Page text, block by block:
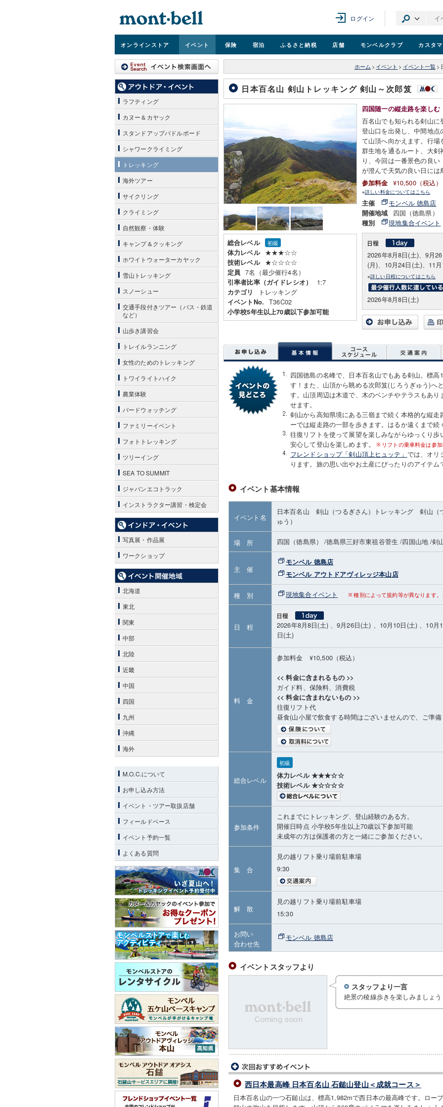
ログイン
オンラインストア イベント 保険 宿泊 ふるさと納税 店舗 モンベルクラブ カスタ
ホーム > イベント > イベント一覧 >
日本百名山 剣山トレッキング 剣山～次郎笈
総合レベル 初級
体力レベル ★★★☆☆
技術レベル ★☆☆☆☆
定員 7名（最少催行4名）
引率者比率（ガイドレシオ） 1:7
カテゴリ トレッキング
イベントNo. T36C02
小学校5年生以上70歳以下参加可能
四国随一の縦走路を楽しむ
百名山でも知られる剣山
登山口を出発し、中間地点
て山頂へ向かえます。行
群生地を通るルート、大
り、今回は一番景色の良
が澄んで天気の良い日には
参加料金 ¥10,500（税込）
※詳しい料金についてはこちら
主催 モンベル 徳島店
開催地域 四国（徳島県）
種別 現地集合イベント
2026年8月8日(土)、9月
(月)、10月24日(土)、11
※詳しい日程についてはこちら
2026年8月8日(土)
四国徳島の名峰で、日本百名山でもある剣山。標
す！また、山頂から眺める次郎笈(じろうぎゅう)へ
す。山頂周辺は木道で、木のベンチやテラスもあ
せます。
剣山から高知県境にある三嶺まで続く本格的な縦
ーでは縦走路の一部を歩きます。はるか遠くまで続
往復リフトを使って展望を楽しみながらゆっくり
安心して登山を楽しめます。
リフトの乗車料金は参
フレンドショップ「剣山頂上ヒュッテ」 では、オリ
ります。旅の思い出やお土産にぴったりのアイテム
イベント基本情報
イベント名
日本百名山 剣山（つるぎさん）トレッキング 剣山（
ゅう）
場 所 四国（徳島県） /徳島県三好市東祖谷菅生 /四国山地 /剣
主 催
モンベル 徳島店
モンベル アウトドアヴィレッジ本山店
種 別 現地集合イベント 種別によって規約等が異なります
日 程
2026年8月8日(土) 、9月26日(土) 、10月10日(土) 、10
日(土)
料 金
参加料金 ¥10,500（税込）
<< 料金に含まれるもの >>
ガイド料、保険料、消費税
<< 料金に含まれないもの >>
往復リフト代
昼食(山小屋で飲食する時間はございませんので、ご準
総合レベル
初級
体力レベル ★★★☆☆
技術レベル ★☆☆☆☆
参加条件
これまでにトレッキング、登山経験のある方。
開催日時点 小学校5年生以上70歳以下参加可能
未成年の方は保護者の方と一緒にご参加ください。
集 合
見の越リフト乗り場前駐車場
9:30
解 散
見の越リフト乗り場前駐車場
15:30
お問い
合わせ先
モンベル 徳島店
イベントスタッフより
スタッフより一言
絶景の稜線歩きを楽しみましょう
西日本最高峰 日本百名山 石鎚山登山＜成就コース＞
日本百名山の一つ石鎚山は、標高1,982mで西日本の最高峰です。ロー
ラフティング
カヌー＆カヤック
スタンドアップパドルボード
シャワークライミング
トレッキング
海外ツアー
サイクリング
クライミング
自然観察・体験
キャンプ＆クッキング
ホワイトウォーターカヤック
雪山トレッキング
スノーシュー
交通手段付きツアー（バス・鉄道
など）
山歩き講習会
トレイルランニング
女性のためのトレッキング
トワイライトハイク
農業体験
バードウォッチング
ファミリーイベント
フォトトレッキング
ツリーイング
SEA TO SUMMIT
ジャパンエコトラック
インストラクター講習・検定会
写真展・作品展
ワークショップ
北海道
東北
関東
中部
北陸
近畿
中国
四国
九州
沖縄
海外
M.O.C.について
お申し込み方法
イベント・ツアー取扱店舗
フィールドベース
イベント予約一覧
よくある質問